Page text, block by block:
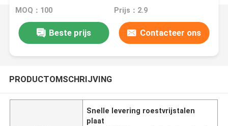
industrieel gebruik
MOQ：100 Prijs：2.9
Beste prijs Contacteer ons
PRODUCTOMSCHRIJVING
Snelle levering roestvrijstalen
plaat